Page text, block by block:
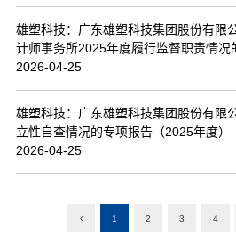
雄塑科技：广东雄塑科技集团股份有限
计师事务所2025年度履行监督职责情况
2026-04-25
雄塑科技：广东雄塑科技集团股份有限
立性自查情况的专项报告（2025年度）
2026-04-25
1 2 3 4